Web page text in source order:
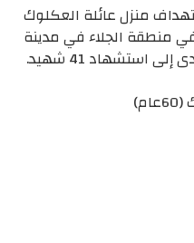
منزل عائلة العكلوك
منطقة الجلاء في مدينة
استشهاد 41 شهيد.